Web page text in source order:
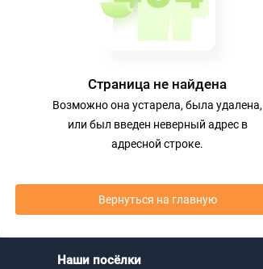
Страница не найдена
Возможно она устарела, была удалена,
или был введен неверный адрес в
адресной строке.
Вернуться на главную
Наши посёлки